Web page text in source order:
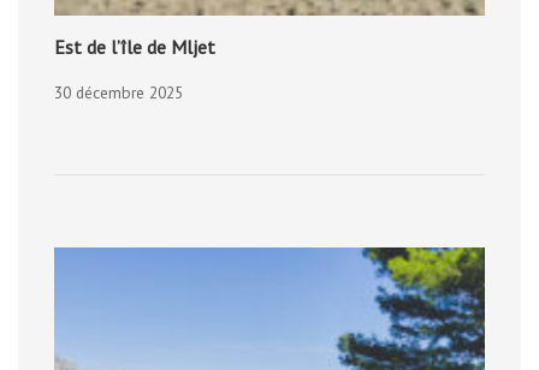
Est de l’île de Mljet
30 décembre 2025